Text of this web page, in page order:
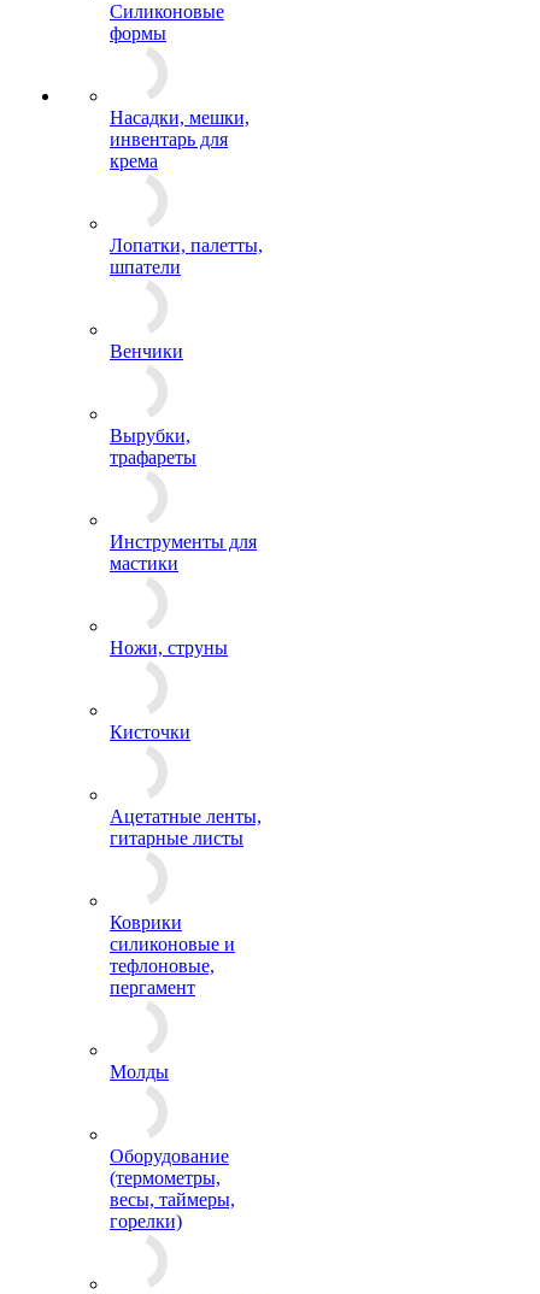
Силиконовые
формы
Насадки, мешки,
инвентарь для
крема
Лопатки, палетты,
шпатели
Венчики
Вырубки,
трафареты
Инструменты для
мастики
Ножи, струны
Кисточки
Ацетатные ленты,
гитарные листы
Коврики
силиконовые и
тефлоновые,
пергамент
Молды
Оборудование
(термометры,
весы, таймеры,
горелки)